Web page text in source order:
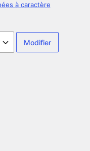
à caractère